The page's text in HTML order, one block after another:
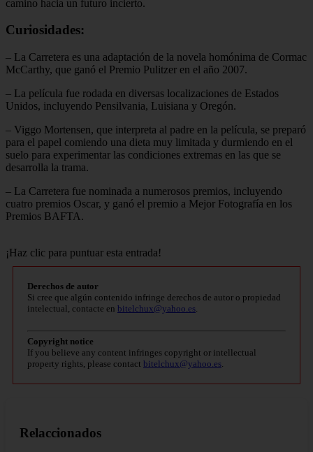
camino hacia un futuro incierto.
Curiosidades:
– La Carretera es una adaptación de la novela homónima de Cormac
McCarthy, que ganó el Premio Pulitzer en el año 2007.
– La película fue rodada en diversas localizaciones de Estados
Unidos, incluyendo Pensilvania, Luisiana y Oregón.
– Viggo Mortensen, que interpreta al padre en la película, se preparó
para el papel comiendo una dieta muy limitada y durmiendo en el
suelo para experimentar las condiciones extremas en las que se
desarrolla la trama.
– La Carretera fue nominada a numerosos premios, incluyendo
cuatro premios Oscar, y ganó el premio a Mejor Fotografía en los
Premios BAFTA.
¡Haz clic para puntuar esta entrada!
Derechos de autor
Si cree que algún contenido infringe derechos de autor o propiedad
intelectual, contacte en bitelchux@yahoo.es.
Copyright notice
If you believe any content infringes copyright or intellectual
property rights, please contact bitelchux@yahoo.es.
Relaccionados